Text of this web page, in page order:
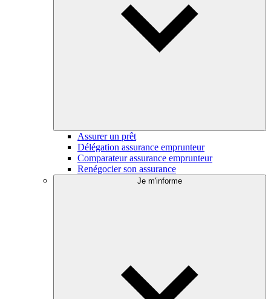
Assurer un prêt
Délégation assurance emprunteur
Comparateur assurance emprunteur
Renégocier son assurance
Je m'informe